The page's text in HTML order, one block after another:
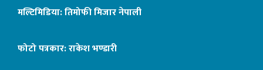
मल्टिमिडिया: तिमोफी मिजार नेपाली
फोटो पत्रकार: राकेश भण्डारी